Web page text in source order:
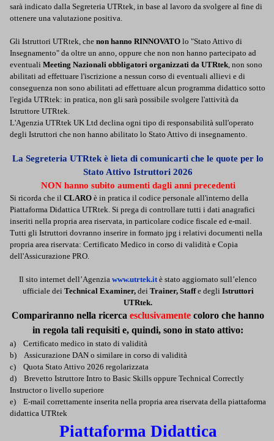
sarà indicato dalla Segreteria UTRtek, in base al lavoro da svolgere al fine di
ottenere una valutazione positiva.
Gli Istruttori UTRtek, che non hanno RINNOVATO lo "Stato Attivo di
Insegnamento" da oltre un anno, oppure che non non hanno partecipato ad
eventuali Meeting Nazionali obbligatori organizzati da UTRtek , non sono
abilitati ad effettuare l'iscrizione a nessun corso di eventuali allievi e di
conseguenza non sono abilitati ad effettuare alcun programma didattico sotto
l'egida UTRtek: in pratica, non gli sarà possibile svolgere l'attività da
Istruttore UTRtek.
L'Agenzia UTRtek UK Ltd declina ogni tipo di responsabilità sull'operato
degli Istruttori che non hanno abilitato lo Stato Attivo di insegnamento.
La Segreteria UTRtek è lieta di comunicarti che le quote per lo
Stato Attivo Istruttori 2026
NON hanno subito aumenti dagli anni precedenti
Si ricorda che il CLARO è in pratica il codice personale all'interno della
Piattaforma Didattica UTRtek. Si prega di controllare tutti i dati anagrafici
inseriti nella propria area riservata, in particolare codice fiscale ed e-mail.
Tutti gli Istruttori dovranno inserire in formato jpg i relativi documenti nella
propria area riservata: Certificato Medico in corso di validità e Copia
dell'Assicurazione PRO.
Il sito internet dell’Agenzia www.utrtek.it è stato aggiornato sull’elenco
ufficiale dei Technical Examiner, dei Trainer, Staff e degli Istruttori
UTRtek.
Compariranno nella ricerca esclusivamente coloro che hanno
in regola tali requisiti e, quindi, sono in stato attivo:
a)
Certificato medico in stato di validità
b)
Assicurazione DAN o similare in corso di validità
c)
Quota Stato Attivo 2026 regolarizzata
d) Brevetto Istruttore Intro to Basic Skills oppure Technical Correctly
Instructor o livello superiore
e) E-mail correttamente inserita nella propria area riservata della piattaforma
didattica UTRtek
Piattaforma Didattica